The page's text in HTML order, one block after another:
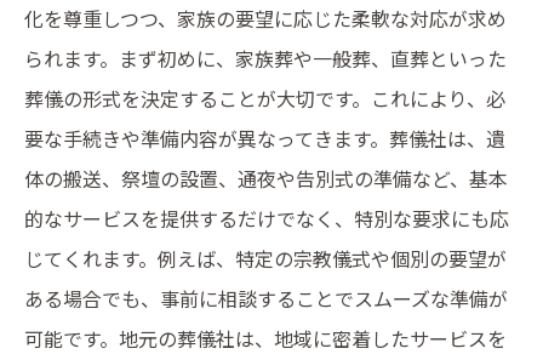
化を尊重しつつ、家族の要望に応じた柔軟な対応が求め
られます。まず初めに、家族葬や一般葬、直葬といった
葬儀の形式を決定することが大切です。これにより、必
要な手続きや準備内容が異なってきます。葬儀社は、遺
体の搬送、祭壇の設置、通夜や告別式の準備など、基本
的なサービスを提供するだけでなく、特別な要求にも応
じてくれます。例えば、特定の宗教儀式や個別の要望が
ある場合でも、事前に相談することでスムーズな準備が
可能です。地元の葬儀社は、地域に密着したサービスを